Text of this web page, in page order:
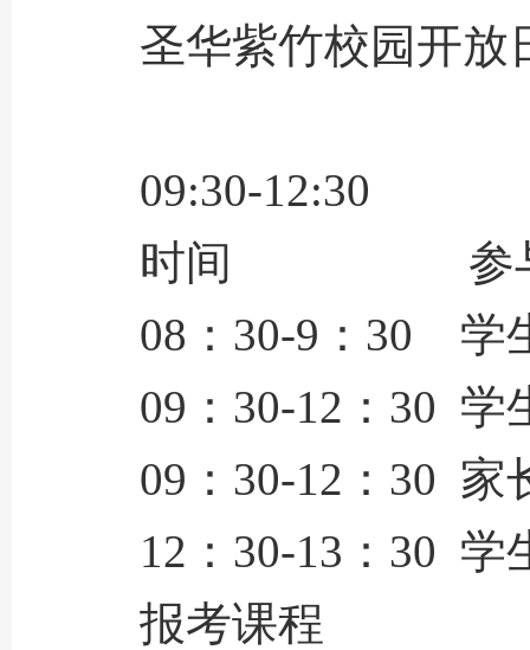
圣华紫竹校园开放
09:30-12:30
时间 参与对
08：30-9：30 学
09：30-12：30
09：30-12：
12：30-13：30 学
报考课程